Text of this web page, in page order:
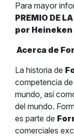
Para mayor
PREMIO DE
por Heineken
Acerca de
La historia de
competencia
mundo, así
del mundo.
es parte de
comerciales